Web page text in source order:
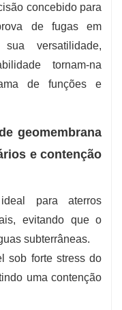
concebido para
de fugas em
versatilidade,
tornam-na
de funções e
geomembrana
e contenção
para aterros
evitando que o
subterrâneas.
sob forte stress do
uma contenção